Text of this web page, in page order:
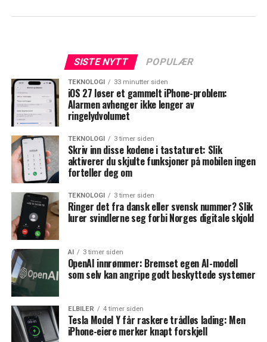
SISTE NYTT POPULÆR
TEKNOLOGI 33 minutter siden
iOS 27 løser et gammelt iPhone-problem:
Alarmen avhenger ikke lenger av
ringelydvolumet
TEKNOLOGI 3 timer siden
Skriv inn disse kodene i tastaturet: Slik
aktiverer du skjulte funksjoner på mobilen ingen
forteller deg om
TEKNOLOGI 3 timer siden
Ringer det fra dansk eller svensk nummer? Slik
lurer svindlerne seg forbi Norges digitale skjold
AI 3 timer siden
OpenAI innrømmer: Bremset egen AI-modell
som selv kan angripe godt beskyttede systemer
ELBILER 4 timer siden
Tesla Model Y får raskere trådløs lading: Men
iPhone-eiere merker knapt forskjell